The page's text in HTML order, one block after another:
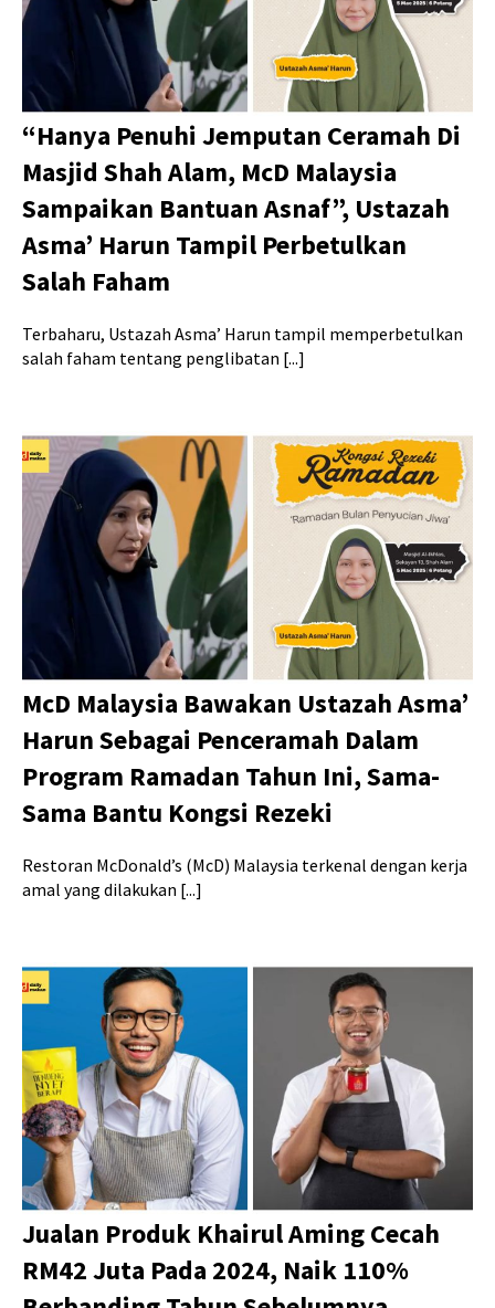
“Hanya Penuhi Jemputan Ceramah Di
Masjid Shah Alam, McD Malaysia
Sampaikan Bantuan Asnaf”, Ustazah
Asma’ Harun Tampil Perbetulkan
Salah Faham
Terbaharu, Ustazah Asma’ Harun tampil memperbetulkan
salah faham tentang penglibatan [...]
McD Malaysia Bawakan Ustazah Asma’
Harun Sebagai Penceramah Dalam
Program Ramadan Tahun Ini, Sama-
Sama Bantu Kongsi Rezeki
Restoran McDonald’s (McD) Malaysia terkenal dengan kerja
amal yang dilakukan [...]
Jualan Produk Khairul Aming Cecah
RM42 Juta Pada 2024, Naik 110%